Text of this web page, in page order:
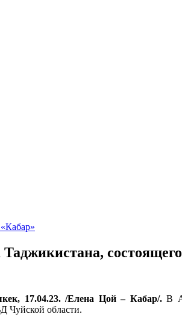
17.04.23. /Елена Цой – Кабар/. В
Чуйской области.